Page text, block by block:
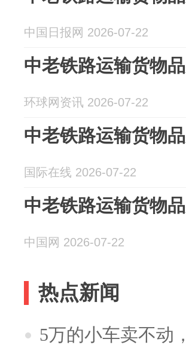
中国日报网 2026-07-22
中老铁路运输货物
环球网资讯 2026-07-22
中老铁路运输货物
国际在线 2026-07-22
中老铁路运输货物
中国网 2026-07-22
热点新闻
5万的小车卖不动